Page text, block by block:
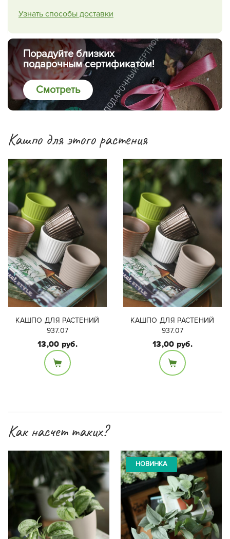
Узнать способы доставки
Порадуйте близких
подарочным сертификатом!
Смотреть
Кашпо для этого растения
Размеры:
ДЛЯ РАСТЕНИЙ
937.07
13,00 руб.
Размеры:
КАШПО ДЛЯ РАСТЕНИЙ
937.07
13,00 руб.
Как насчет таких?
НОВИНКА